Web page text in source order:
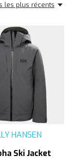
les plus récents
HANSEN
Ski Jacket